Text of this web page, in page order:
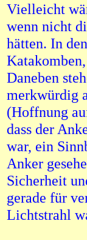
Vielleicht
wenn nicht
hätten. In
Daneben
merkwürdig
(Hoffnung
dass der
war, ein
Anker
Sicherheit
gerade für
Lichtstrahl